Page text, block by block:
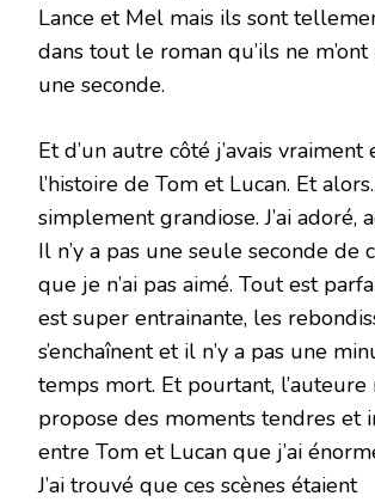
Lance et Mel mais ils sont
dans tout le roman qu’ils ne
une seconde.
Et d’un autre côté j’avais vraiment
l’histoire de Tom et Lucan. Et
simplement grandiose. J’ai adoré,
Il n’y a pas une seule seconde de
que je n’ai pas aimé. Tout est
est super entrainante, les
s’enchaînent et il n’y a pas une
temps mort. Et pourtant, l’auteure
propose des moments tendres et
entre Tom et Lucan que j’ai
J’ai trouvé que ces scènes étaient